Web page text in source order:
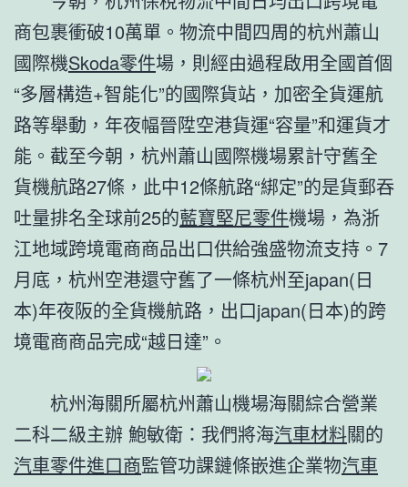
商包裹衝破10萬單。物流中間四周的杭州蕭山
國際機Skoda零件場，則經由過程啟用全國首個
“多層構造+智能化”的國際貨站，加密全貨運航
路等舉動，年夜幅晉陞空港貨運“容量”和運貨才
能。截至今朝，杭州蕭山國際機場累計守舊全
貨機航路27條，此中12條航路“綁定”的是貨郵吞
吐量排名全球前25的藍寶堅尼零件機場，為浙
江地域跨境電商商品出口供給強盛物流支持。7
月底，杭州空港還守舊了一條杭州至japan(日
本)年夜阪的全貨機航路，出口japan(日本)的跨
境電商商品完成“越日達”。
杭州海關所屬杭州蕭山機場海關綜合營業
二科二級主辦 鮑敏衛：我們將海汽車材料關的
汽車零件進口商監管功課鏈條嵌進企業物汽車